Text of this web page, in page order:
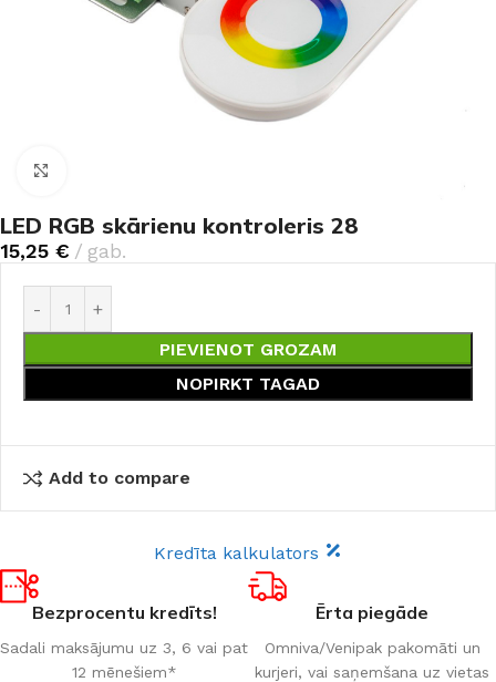
LED RGB skārienu kontroleris 28
15,25 € gab.
PIEVIENOT GROZAM
NOPIRKT TAGAD
Add to compare
Kredīta kalkulators
Bezprocentu kredīts!
Sadali maksājumu uz 3, 6 vai pat
12 mēnešiem*
Ērta piegāde
Omniva/Venipak pakomāti un
kurjeri, vai saņemšana uz vietas